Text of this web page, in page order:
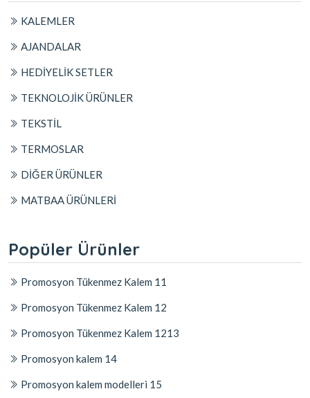
KALEMLER
AJANDALAR
HEDİYELİK SETLER
TEKNOLOJİK ÜRÜNLER
TEKSTİL
TERMOSLAR
DİĞER ÜRÜNLER
MATBAA ÜRÜNLERİ
Popüler Ürünler
Promosyon Tükenmez Kalem 11
Promosyon Tükenmez Kalem 12
Promosyon Tükenmez Kalem 1213
Promosyon kalem 14
Promosyon kalem modelleri 15